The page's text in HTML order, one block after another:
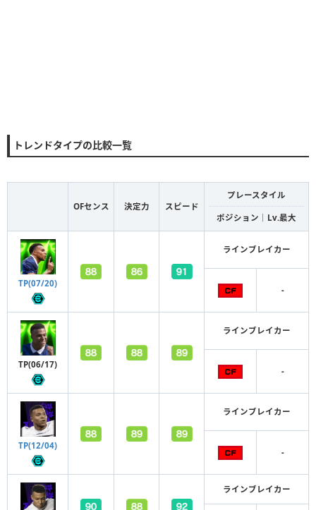
トレンドタイプの比較一覧
OFセンス 決定力 スピード
プレースタイル
ポジション｜Lv.最大
TP(07/20)
ラインブレイカー
-
TP(06/17)
ラインブレイカー
-
TP(12/04)
ラインブレイカー
-
ラインブレイカー